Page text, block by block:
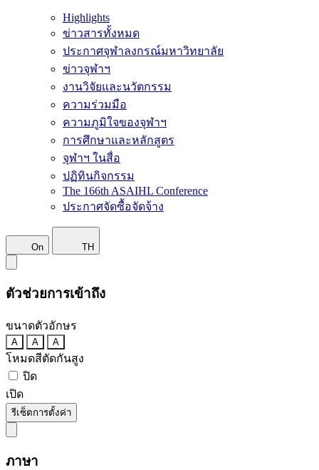
Highlights
ข่าวสารทั้งหมด
ประกาศจุฬาลงกรณ์มหาวิทยาลัย
ข่าวจุฬาฯ
งานวิจัยและนวัตกรรม
ความร่วมมือ
ความภูมิใจของจุฬาฯ
การศึกษาและหลักสูตร
จุฬาฯ ในสื่อ
ปฏิทินกิจกรรม
The 166th ASAIHL Conference
ประกาศจัดซื้อจัดจ้าง
On TH
ตัวช่วยการเข้าถึง
ขนาดตัวอักษร
A A A
โหมดสีตัดกันสูง
ปิด
เปิด
รีเซ็ตการตั้งค่า
ภาษา